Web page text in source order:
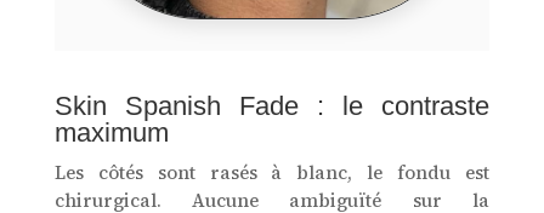
Skin Spanish Fade : le contraste
maximum
Les côtés sont rasés à blanc, le fondu est
chirurgical. Aucune ambiguïté sur la